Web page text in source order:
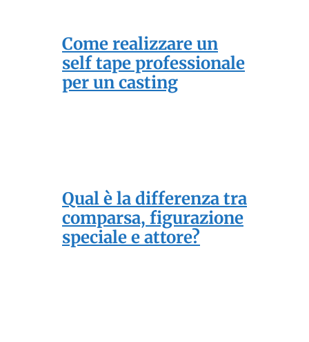
Come realizzare un
self tape professionale
per un casting
Qual è la differenza tra
comparsa, figurazione
speciale e attore?